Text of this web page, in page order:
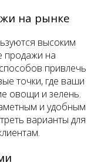
на рынке
высоким
продажи на
привлечь
точки, где ваши
овощи и зелень.
и удобным
варианты для